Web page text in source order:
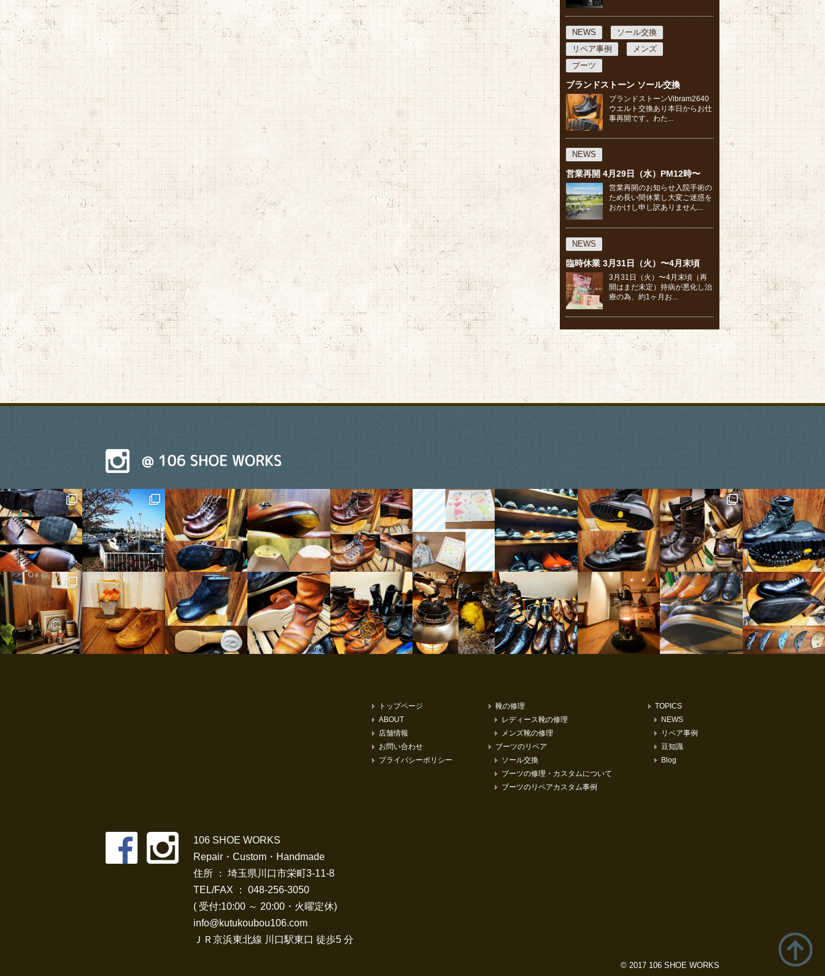
NEWS
ソール交換
リペア事例
メンズ
ブーツ
ブランドストーン ソール交換
ブランドストーンVibram2640
ウエルト交換あり本日からお仕
事再開です。わた...
NEWS
営業再開 4月29日（水）PM12時〜
営業再開のお知らせ入院手術の
ため長い間休業し大変ご迷惑を
おかけし申し訳ありません...
NEWS
臨時休業 3月31日（火）〜4月末頃
⁡3月31日（火）〜4月末頃（再
開はまだ未定）⁡持病が悪化し治
療の為、約1ヶ月お...
トップページ
ABOUT
店舗情報
お問い合わせ
プライバシーポリシー
靴の修理
レディース靴の修理
メンズ靴の修理
ブーツのリペア
ソール交換
ブーツの修理・カスタムについて
ブーツのリペアカスタム事例
TOPICS
NEWS
リペア事例
豆知識
Blog
106 SHOE WORKS
Repair・Custom・Handmade
住所 ： 埼玉県川口市栄町3-11-8
TEL/FAX ： 048-256-3050
( 受付:10:00 ～ 20:00・火曜定休)
info@kutukoubou106.com
ＪＲ京浜東北線 川口駅東口 徒歩5 分
© 2017 106 SHOE WORKS